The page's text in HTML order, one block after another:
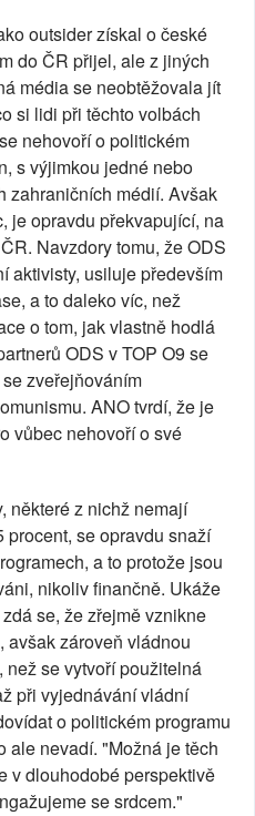
outsider získal o české
do ČR přijel, ale z jiných
média se neobtěžovala jít
si lidi při těchto volbách
nehovoří o politickém
s výjimkou jedné nebo
zahraničních médií. Avšak
je opravdu překvapující, na
Navzdory tomu, že ODS
aktivisty, usiluje především
a to daleko víc, než
o tom, jak vlastně hodlá
ODS v TOP O9 se
zveřejňováním
ANO tvrdí, že je
vůbec nehovoří o své
některé z nichž nemají
se opravdu snaží
a to protože jsou
nikoliv finančně. Ukáže
se, že zřejmě vznikne
zároveň vládnou
než se vytvoří použitelná
při vyjednávání vládní
o politickém programu
ale nevadí. "Možná je těch
v dlouhodobé perspektivě
se srdcem."